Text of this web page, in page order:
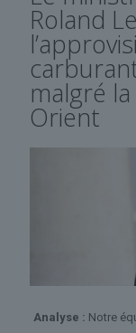
Roland
malgré
Orient
Analyse : Notre